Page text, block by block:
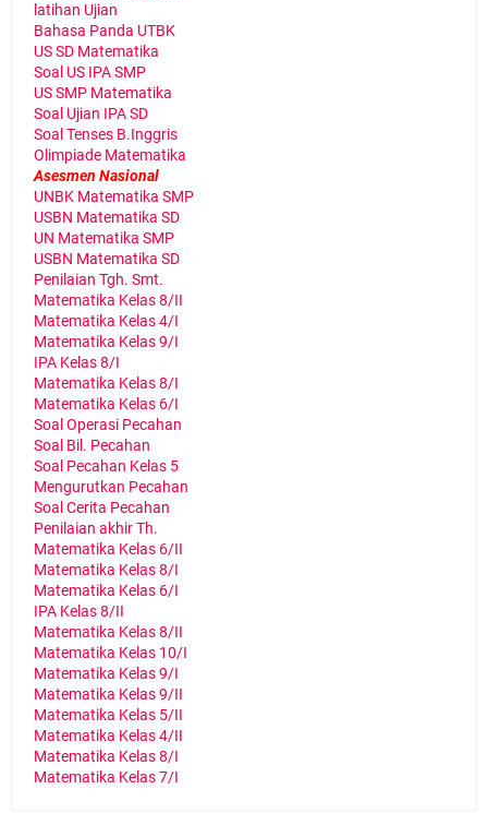
latihan Ujian
Bahasa Panda UTBK
US SD Matematika
Soal US IPA SMP
US SMP Matematika
Soal Ujian IPA SD
Soal Tenses B.Inggris
Olimpiade Matematika
Asesmen Nasional
UNBK Matematika SMP
USBN Matematika SD
UN Matematika SMP
USBN Matematika SD
Penilaian Tgh. Smt.
Matematika Kelas 8/II
Matematika Kelas 4/I
Matematika Kelas 9/I
IPA Kelas 8/I
Matematika Kelas 8/I
Matematika Kelas 6/I
Soal Operasi Pecahan
Soal Bil. Pecahan
Soal Pecahan Kelas 5
Mengurutkan Pecahan
Soal Cerita Pecahan
Penilaian akhir Th.
Matematika Kelas 6/II
Matematika Kelas 8/I
Matematika Kelas 6/I
IPA Kelas 8/II
Matematika Kelas 8/II
Matematika Kelas 10/I
Matematika Kelas 9/I
Matematika Kelas 9/II
Matematika Kelas 5/II
Matematika Kelas 4/II
Matematika Kelas 8/I
Matematika Kelas 7/I